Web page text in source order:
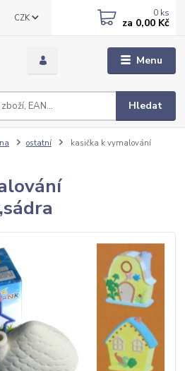
Menu
CZK
Hledat
0 ks
za 0,00 Kč
ostatní
kasička k vymalování